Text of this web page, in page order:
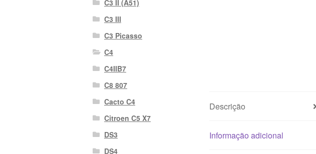
Descrição
Informação adicional
C3 II (A51)
C3 III
C3 Picasso
C4
C4IIB7
C8 807
Cacto C4
Citroen C5 X7
DS3
DS4